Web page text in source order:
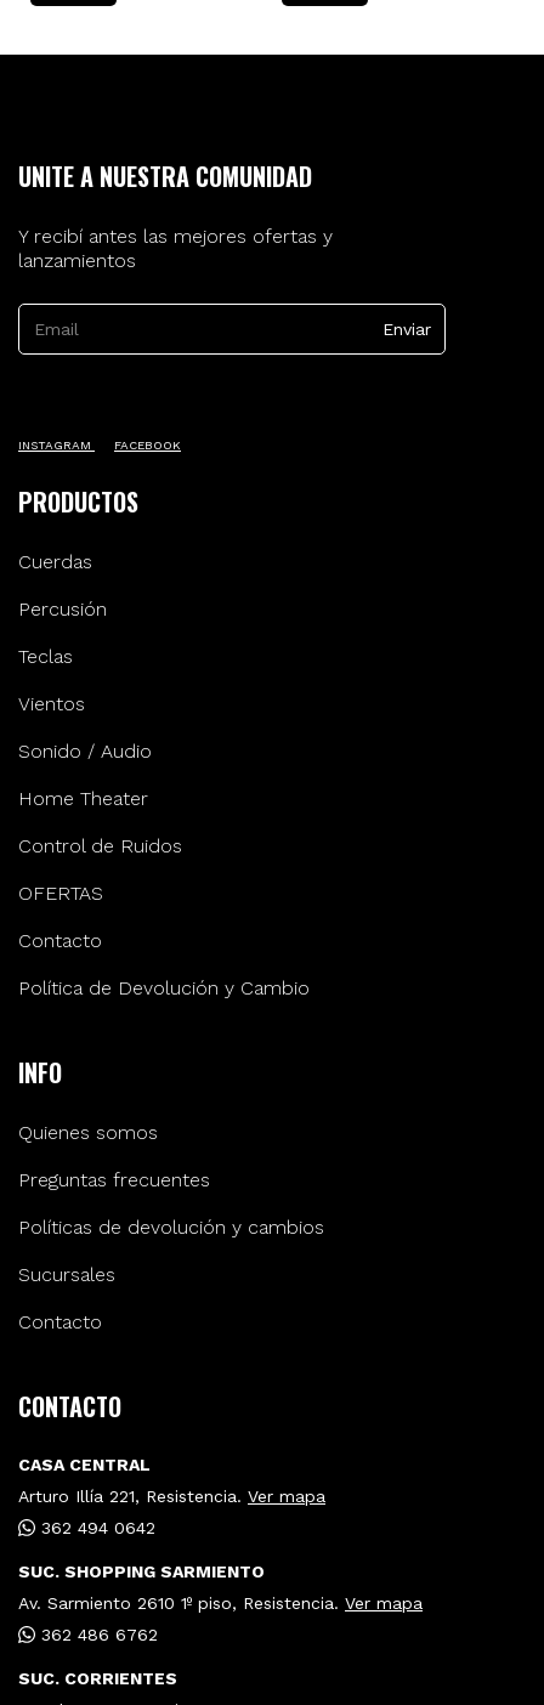
UNITE A NUESTRA COMUNIDAD
Y recibí antes las mejores ofertas y
lanzamientos
INSTAGRAM FACEBOOK
PRODUCTOS
Cuerdas
Percusión
Teclas
Vientos
Sonido / Audio
Home Theater
Control de Ruidos
OFERTAS
Contacto
Política de Devolución y Cambio
INFO
Quienes somos
Preguntas frecuentes
Políticas de devolución y cambios
Sucursales
Contacto
CONTACTO
CASA CENTRAL
Arturo Illía 221, Resistencia. Ver mapa
362 494 0642
SUC. SHOPPING SARMIENTO
Av. Sarmiento 2610 1º piso, Resistencia. Ver mapa
362 486 6762
SUC. CORRIENTES